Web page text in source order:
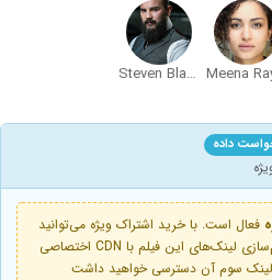
Steven Blades
فعال است. با خرید اشتراک ویژه می‌توانید
هر 2 ساعت یک‌بار درخواست همگام‌سازی لینک‌های این فیلم با CDN اختصاصی
لینک سوم آن دسترسی خواهید داشت